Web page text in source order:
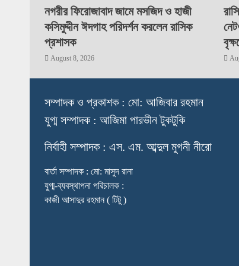
নগরীর ফিরোজাবাদ জামে মসজিদ ও হাজী
কসিমুদ্দীন ঈদগাহ পরিদর্শন করলেন রাসিক
প্রশাসক
August 8, 2026
সম্পাদক ও প্রকাশক : মো: আজিবার রহমান
যুগ্ম সম্পাদক : আজিমা পারভীন টুকটুকি
নির্বাহী সম্পাদক : এস. এম. আব্দুল মুগনী নীরো
বার্তা সম্পাদক : মো: মাসুদ রানা
যুগ্ম-ব্যবস্থাপনা পরিচালক :
কাজী আসাদুর রহমান ( টিটু )